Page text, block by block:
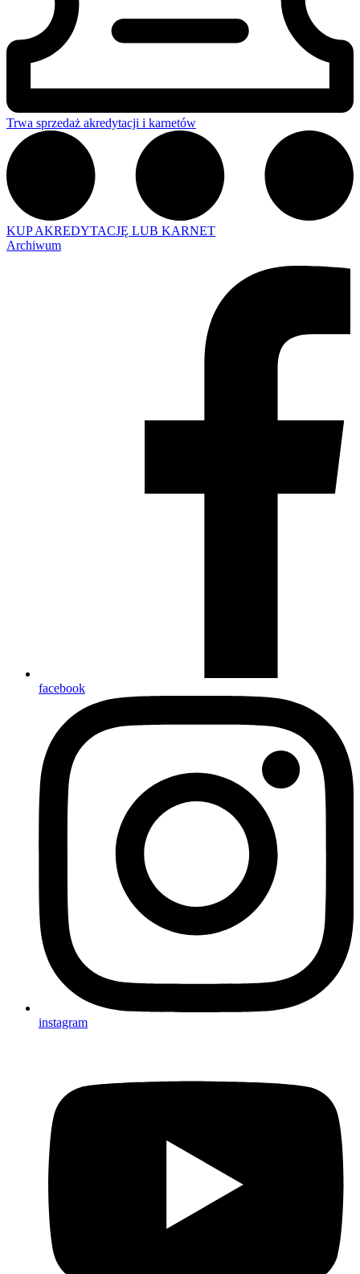
Trwa sprzedaż akredytacji i karnetów
KUP AKREDYTACJĘ LUB KARNET
Archiwum
facebook
instagram